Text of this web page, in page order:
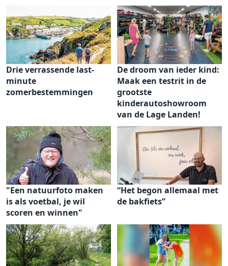
Drie verrassende last-
minute
zomerbestemmingen
De droom van ieder kind:
Maak een testrit in de
grootste
kinderautoshowroom
van de Lage Landen!
"Een natuurfoto maken
is als voetbal, je wil
scoren en winnen"
“Het begon allemaal met
de bakfiets”